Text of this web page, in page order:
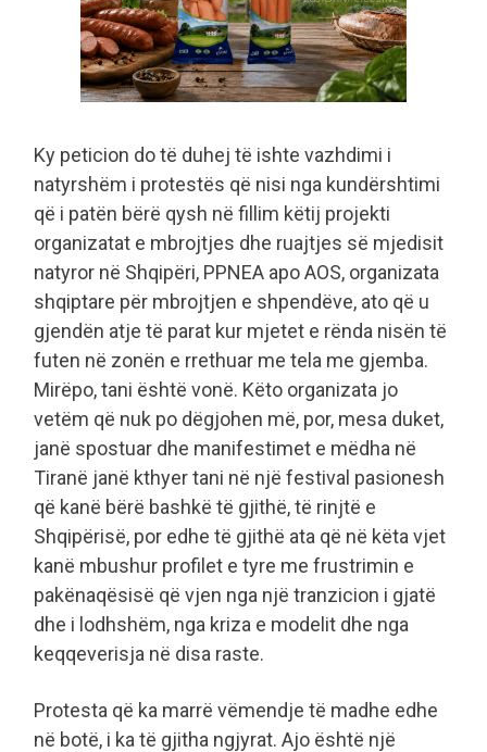
Ky peticion do të duhej të ishte vazhdimi i
natyrshëm i protestës që nisi nga kundërshtimi
që i patën bërë qysh në fillim këtij projekti
organizatat e mbrojtjes dhe ruajtjes së mjedisit
natyror në Shqipëri, PPNEA apo AOS, organizata
shqiptare për mbrojtjen e shpendëve, ato që u
gjendën atje të parat kur mjetet e rënda nisën të
futen në zonën e rrethuar me tela me gjemba.
Mirëpo, tani është vonë. Këto organizata jo
vetëm që nuk po dëgjohen më, por, mesa duket,
janë spostuar dhe manifestimet e mëdha në
Tiranë janë kthyer tani në një festival pasionesh
që kanë bërë bashkë të gjithë, të rinjtë e
Shqipërisë, por edhe të gjithë ata që në këta vjet
kanë mbushur profilet e tyre me frustrimin e
pakënaqësisë që vjen nga një tranzicion i gjatë
dhe i lodhshëm, nga kriza e modelit dhe nga
keqqeverisja në disa raste.
Protesta që ka marrë vëmendje të madhe edhe
në botë, i ka të gjitha ngjyrat. Ajo është një